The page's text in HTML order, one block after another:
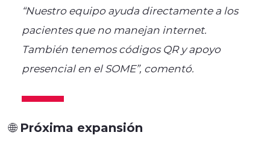
“Nuestro equipo ayuda directamente a los
pacientes que no manejan internet.
También tenemos códigos QR y apoyo
presencial en el SOME”, comentó.
🌐 Próxima expansión